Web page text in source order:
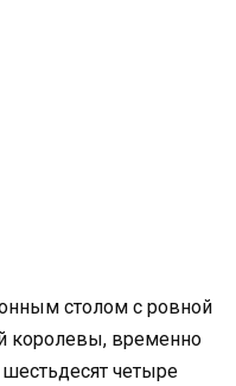
столом с ровной
королевы, временно
четыре